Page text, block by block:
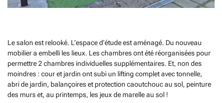
Le salon est relooké. L’espace d’étude est aménagé. Du nouveau
mobilier a embelli les lieux. Les chambres ont été réorganisées pour
permettre 2 chambres individuelles supplémentaires. Et, non des
moindres : cour et jardin ont subi un lifting complet avec tonnelle,
abri de jardin, balançoires et protection caoutchouc au sol, peinture
des murs et, au printemps, les jeux de marelle au sol !